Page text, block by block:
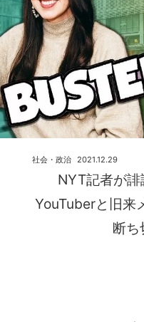
NYT記者が
YouTuberと旧来
断ち
2021.12.29
社会・政治